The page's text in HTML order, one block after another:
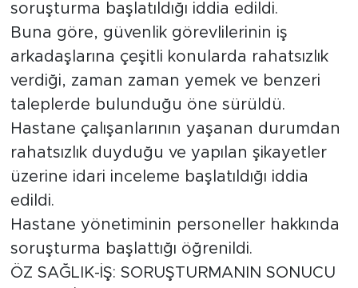
soruşturma başlatıldığı iddia edildi.
Buna göre, güvenlik görevlilerinin iş
arkadaşlarına çeşitli konularda rahatsızlık
verdiği, zaman zaman yemek ve benzeri
taleplerde bulunduğu öne sürüldü.
Hastane çalışanlarının yaşanan durumdan
rahatsızlık duyduğu ve yapılan şikayetler
üzerine idari inceleme başlatıldığı iddia
edildi.
Hastane yönetiminin personeller hakkında
soruşturma başlattığı öğrenildi.
ÖZ SAĞLIK-İŞ: SORUŞTURMANIN SONUCU